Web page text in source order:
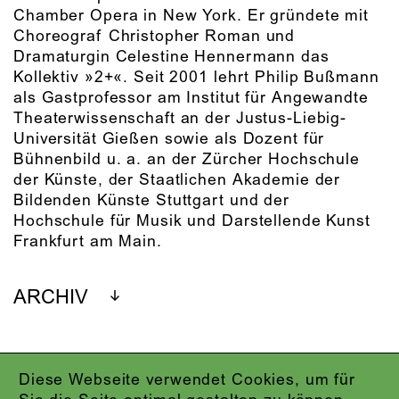
Diese Webseite verwendet Cookies, um für
Chamber Opera in New York. Er gründete mit
Choreograf Christopher Roman und
Dramaturgin Celestine Hennermann das
Kollektiv »2+«. Seit 2001 lehrt Philip Bußmann
als Gastprofessor am Institut für Angewandte
Theaterwissenschaft an der Justus-Liebig-
Universität Gießen sowie als Dozent für
Bühnenbild u. a. an der Zürcher Hochschule
der Künste, der Staatlichen Akademie der
Bildenden Künste Stuttgart und der
Hochschule für Musik und Darstellende Kunst
Frankfurt am Main.
ARCHIV
IMPRESSUM